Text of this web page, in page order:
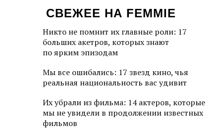
СВЕЖЕЕ НА FEMMIE
Никто не помнит их главные роли: 17
больших акетров, которых знают
по ярким эпизодам
Мы все ошибались: 17 звезд кино, чья
реальная национальность вас удивит
Их убрали из фильма: 14 актеров, которые
мы не увидели в продолжении известных
фильмов